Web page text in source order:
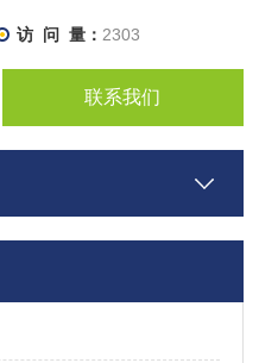
访 问 量： 2303
联系我们